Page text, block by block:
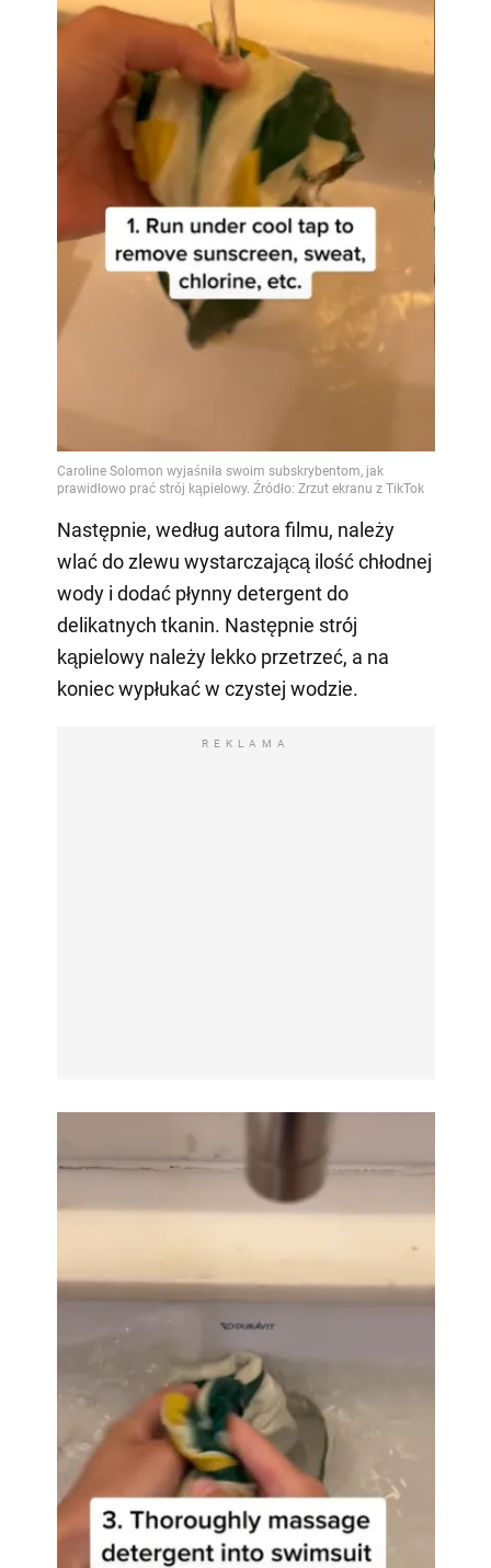
Następnie, według autora filmu, należy
wlać do zlewu wystarczającą ilość chłodnej
wody i dodać płynny detergent do
delikatnych tkanin. Następnie strój
kąpielowy należy lekko przetrzeć, a na
koniec wypłukać w czystej wodzie.
REKLAMA